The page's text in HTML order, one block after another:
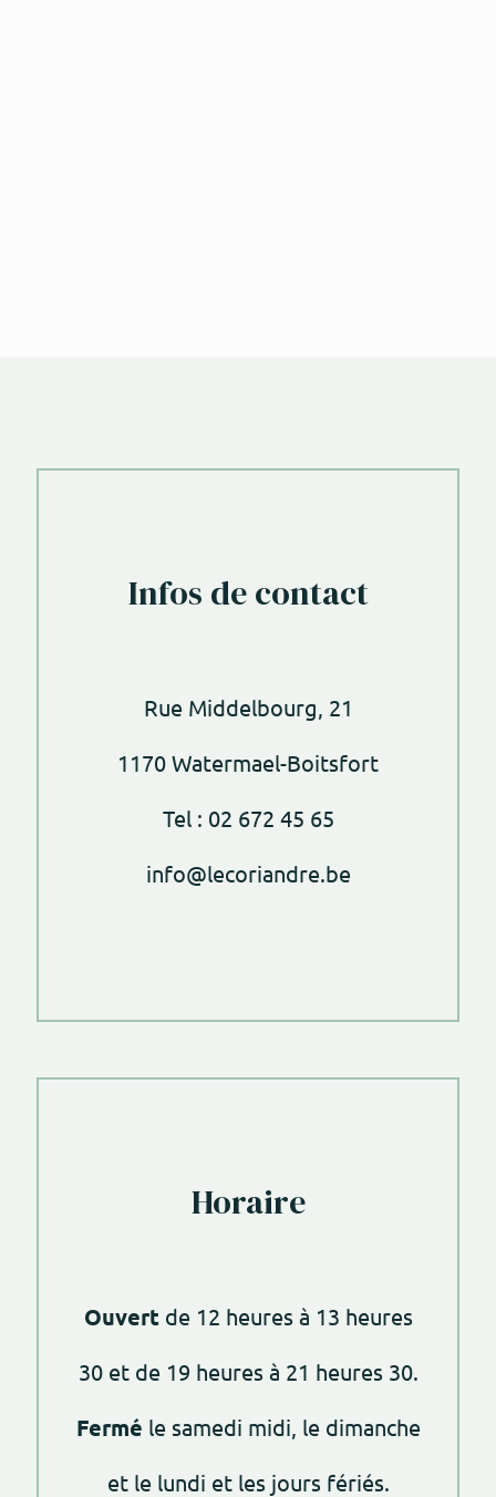
Infos de contact
Rue Middelbourg, 21
1170 Watermael-Boitsfort
Tel : 02 672 45 65
info@lecoriandre.be
Horaire
Ouvert de 12 heures à 13 heures
30 et de 19 heures à 21 heures 30.
Fermé le samedi midi, le dimanche
et le lundi et les jours fériés.